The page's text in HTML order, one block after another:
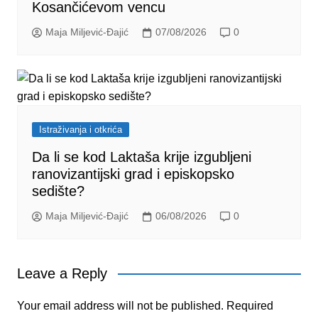
Kosančićevom vencu
Maja Miljević-Đajić 07/08/2026 0
Istraživanja i otkrića
Da li se kod Laktaša krije izgubljeni
ranovizantijski grad i episkopsko
sedište?
Maja Miljević-Đajić 06/08/2026 0
Leave a Reply
Your email address will not be published. Required